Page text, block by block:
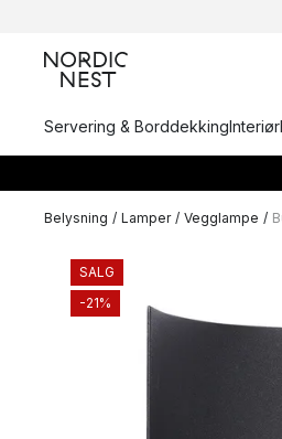
Servering & BorddekkingInteriør
Belysning / Lamper / Vegglampe /
SALG
-21%